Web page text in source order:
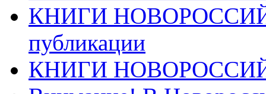
КНИГИ
публикации
КНИГИ